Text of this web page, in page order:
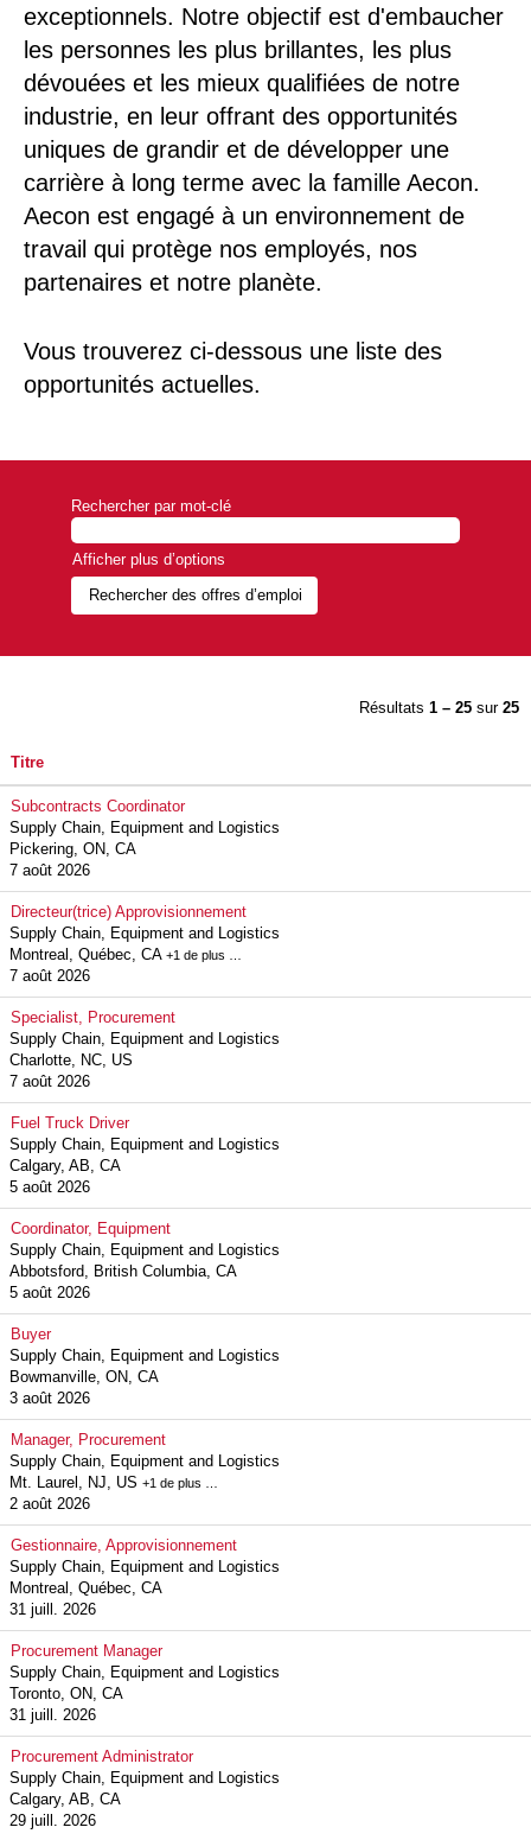
exceptionnels. Notre objectif est d'embaucher
les personnes les plus brillantes, les plus
dévouées et les mieux qualifiées de notre
industrie, en leur offrant des opportunités
uniques de grandir et de développer une
carrière à long terme avec la famille Aecon.
Aecon est engagé à un environnement de
travail qui protège nos employés, nos
partenaires et notre planète.
Vous trouverez ci-dessous une liste des
opportunités actuelles.
Rechercher par mot-clé
Afficher plus d’options
Résultats 1 – 25 sur 25
Titre
Subcontracts Coordinator
Supply Chain, Equipment and Logistics
Pickering, ON, CA
7 août 2026
Directeur(trice) Approvisionnement
Supply Chain, Equipment and Logistics
Montreal, Québec, CA +1 de plus …
7 août 2026
Specialist, Procurement
Supply Chain, Equipment and Logistics
Charlotte, NC, US
7 août 2026
Fuel Truck Driver
Supply Chain, Equipment and Logistics
Calgary, AB, CA
5 août 2026
Coordinator, Equipment
Supply Chain, Equipment and Logistics
Abbotsford, British Columbia, CA
5 août 2026
Buyer
Supply Chain, Equipment and Logistics
Bowmanville, ON, CA
3 août 2026
Manager, Procurement
Supply Chain, Equipment and Logistics
Mt. Laurel, NJ, US +1 de plus …
2 août 2026
Gestionnaire, Approvisionnement
Supply Chain, Equipment and Logistics
Montreal, Québec, CA
31 juill. 2026
Procurement Manager
Supply Chain, Equipment and Logistics
Toronto, ON, CA
31 juill. 2026
Procurement Administrator
Supply Chain, Equipment and Logistics
Calgary, AB, CA
29 juill. 2026